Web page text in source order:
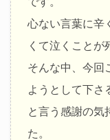
心ない言葉に辛
くて泣くことが
そんな中、今回
ようとして下さ
と言う感謝の気
た。